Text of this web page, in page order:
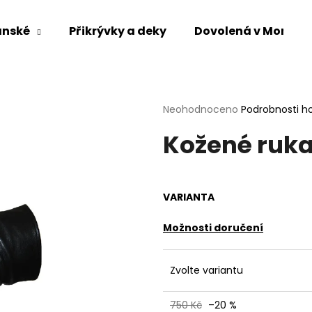
Přikrývky a deky Dovolená v
Průměrné
produktu
je
hvězdiček.
Neohodnoceno Podrobnosti
Kožené
VARIANTA
Možnosti doručení
Zvolte variantu
750 Kč –20 %